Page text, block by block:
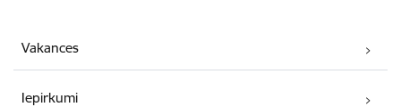
Vakances
Iepirkumi